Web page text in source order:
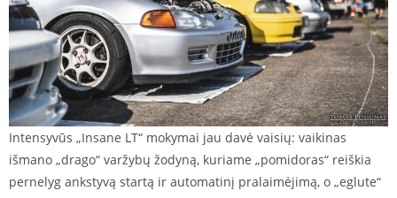
Intensyvūs „Insane LT“ mokymai jau davė vaisių: vaikinas
išmano „drago“ varžybų žodyną, kuriame „pomidoras“ reiškia
pernelyg ankstyvą startą ir automatinį pralaimėjimą, o „eglute“